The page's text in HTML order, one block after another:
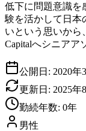
低下に問題意識を
験を活かして日本
いという思いから
Capitalへシニアア
公開日: 2020年
更新日: 2025年
勤続年数: 0年
男性